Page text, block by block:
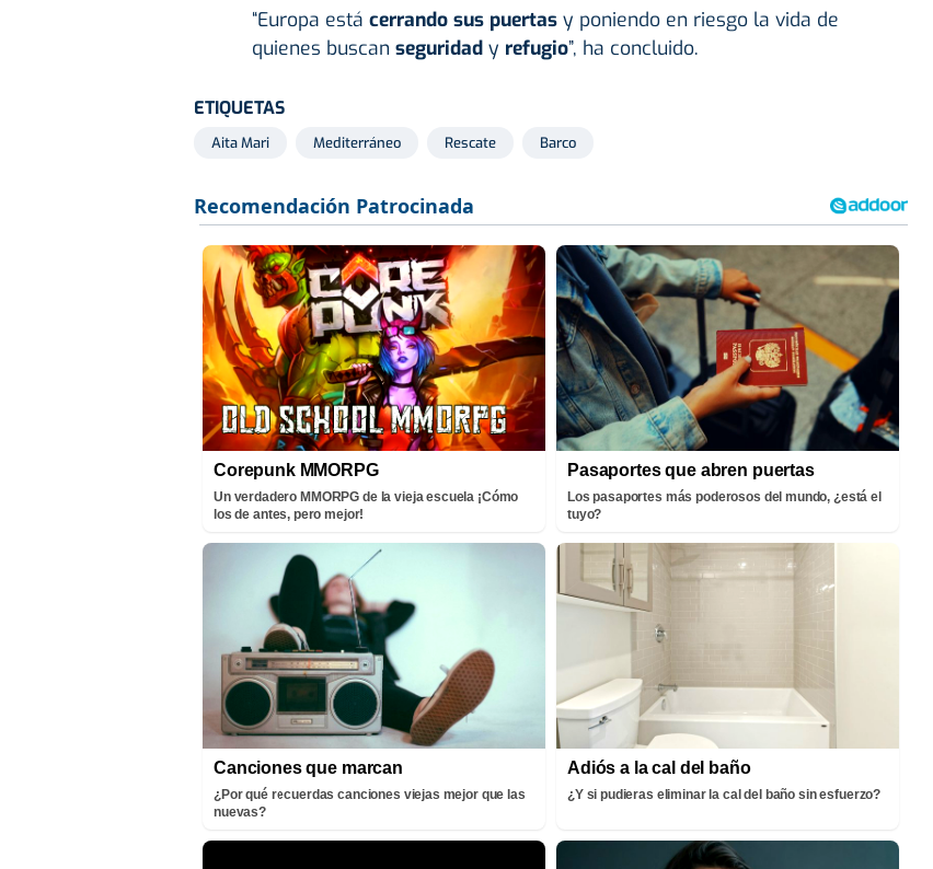
“Europa está cerrando sus puertas y poniendo en riesgo la vida de
quienes buscan seguridad y refugio”, ha concluido.
ETIQUETAS
Aita Mari Mediterráneo Rescate Barco
Corepunk MMORPG
Un verdadero MMORPG de la vieja escuela ¡Cómo
los de antes, pero mejor!
Pasaportes que abren puertas
Los pasaportes más poderosos del mundo, ¿está el
tuyo?
Canciones que marcan
¿Por qué recuerdas canciones viejas mejor que las
nuevas?
Adiós a la cal del baño
¿Y si pudieras eliminar la cal del baño sin esfuerzo?